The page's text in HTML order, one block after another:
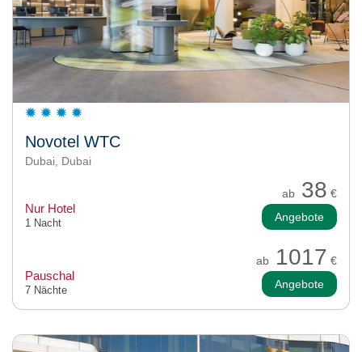
Novotel WTC
Dubai, Dubai
ab 38 €
Nur Hotel
1 Nacht Angebote
ab 1017 €
Pauschal
7 Nächte Angebote